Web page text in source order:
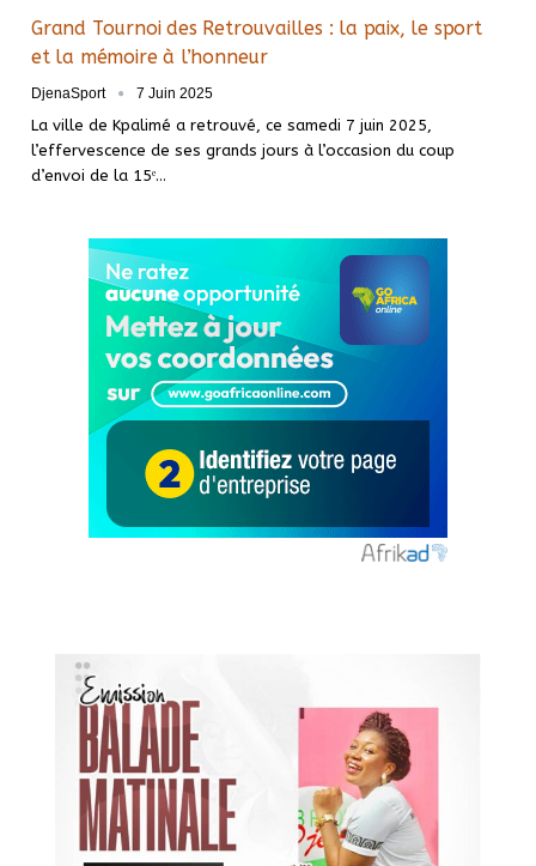
Grand Tournoi des Retrouvailles : la paix, le sport
et la mémoire à l’honneur
DjenaSport 7 Juin 2025
La ville de Kpalimé a retrouvé, ce samedi 7 juin 2025,
l’effervescence de ses grands jours à l’occasion du coup
d’envoi de la 15ᵉ…